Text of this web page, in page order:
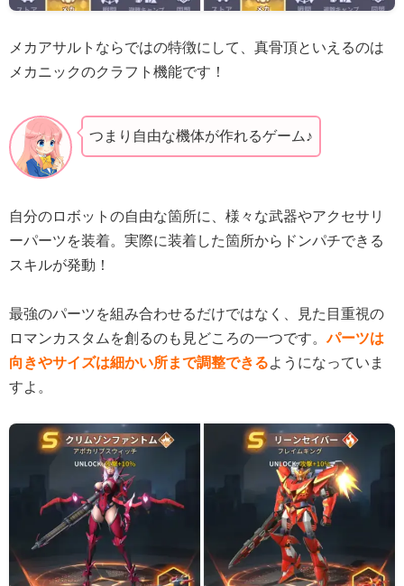
メカアサルトならではの特徴にして、真骨頂といえるのは
メカニックのクラフト機能です！
つまり自由な機体が作れるゲーム♪
自分のロボットの自由な箇所に、様々な武器やアクセサリ
ーパーツを装着。実際に装着した箇所からドンパチできる
スキルが発動！
最強のパーツを組み合わせるだけではなく、見た目重視の
ロマンカスタムを創るのも見どころの一つです。パーツは
向きやサイズは細かい所まで調整できるようになっていま
すよ。